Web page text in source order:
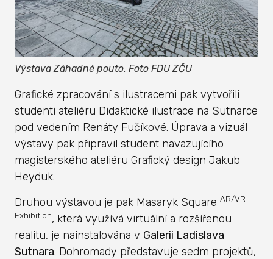
Výstava Záhadné pouto. Foto FDU ZČU
Grafické zpracování s ilustracemi pak vytvořili
studenti ateliéru Didaktické ilustrace na Sutnarce
pod vedením Renáty Fučíkové. Úprava a vizuál
výstavy pak připravil student navazujícího
magisterského ateliéru Grafický design Jakub
Heyduk.
Druhou výstavou je pak Masaryk Square AR/VR
Exhibition, která využívá virtuální a rozšířenou
realitu, je nainstalována v Galerii Ladislava
Sutnara. Dohromady představuje sedm projektů,